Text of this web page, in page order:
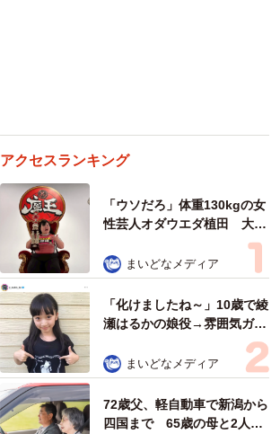
アクセスランキング
「ウソだろ」体重130kgの女
性芸人オダウエダ植田 大学
時代のほっそり姿に「マジ
で」 まいどなメディア
「化けましたね～」10歳で綾
瀬はるかの娘役→雰囲気ガラ
リの18歳に成長 「メイクで
雰囲気が」「宝塚に入れそ
う」
まいどなメディア
72歳父、軽自動車で新潟から
四国まで 65歳の母と2人で